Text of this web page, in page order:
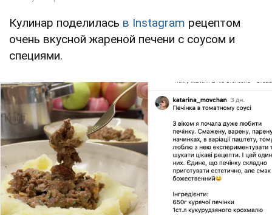
Кулинар поделилась в Instagram рецептом
очень вкусной жареной печени с соусом и
специями.